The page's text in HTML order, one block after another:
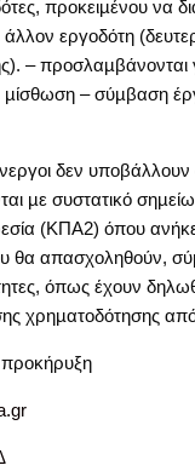
προκειµένου να
άλλον εργοδότη
– προσλαµβάνονται
– σύµβαση
δεν υποβάλλουν
µε συστατικό
(ΚΠΑ2) όπου
θα απασχοληθούν,
όπως έχουν
χρηµατοδότησης από